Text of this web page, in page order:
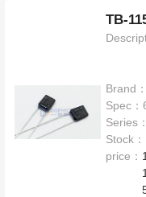
TB-
Brand
Spec：
Series
Stock：
price：